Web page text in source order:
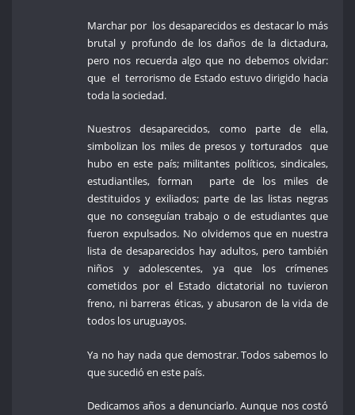
Marchar por los desaparecidos es destacar lo más
brutal y profundo de los daños de la dictadura,
pero nos recuerda algo que no debemos olvidar:
que el terrorismo de Estado estuvo dirigido hacia
toda la sociedad.
Nuestros desaparecidos, como parte de ella,
simbolizan los miles de presos y torturados que
hubo en este país; militantes políticos, sindicales,
estudiantiles, forman parte de los miles de
destituidos y exiliados; parte de las listas negras
que no conseguían trabajo o de estudiantes que
fueron expulsados. No olvidemos que en nuestra
lista de desaparecidos hay adultos, pero también
niños y adolescentes, ya que los crímenes
cometidos por el Estado dictatorial no tuvieron
freno, ni barreras éticas, y abusaron de la vida de
todos los uruguayos.
Ya no hay nada que demostrar. Todos sabemos lo
que sucedió en este país.
Dedicamos años a denunciarlo. Aunque nos costó